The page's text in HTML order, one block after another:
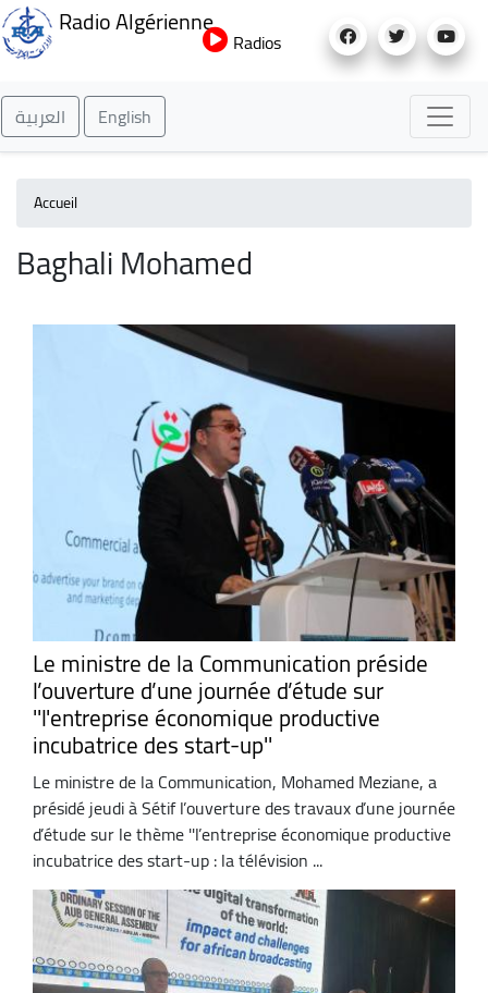
au
Radio Algérienne
Radios
العربية English
Accueil
Baghali Mohamed
Le ministre de la Communication préside
l’ouverture d’une journée d’étude sur
''l'entreprise économique productive
incubatrice des start-up''
Le ministre de la Communication, Mohamed Meziane, a
présidé jeudi à Sétif l’ouverture des travaux d’une journée
d’étude sur le thème ''l’entreprise économique productive
incubatrice des start-up : la télévision ...